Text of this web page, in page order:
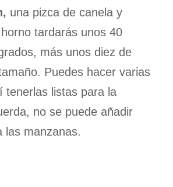
una pizca de canela y
tardarás unos 40
más unos diez de
Puedes hacer varias
tenerlas listas para la
no se puede añadir
las manzanas.